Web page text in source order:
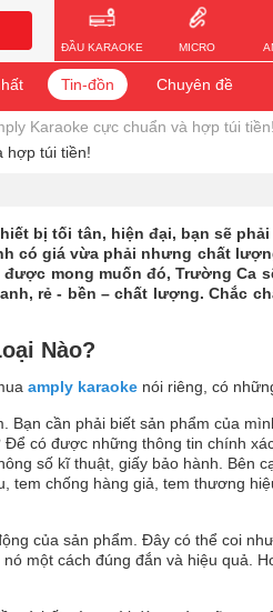
ĐẦU KARAOKE MICRO
Tin-đồn Chuyên đề
Karaoke cực chuẩn và hợp túi tiền!
hợp túi tiền!
bị tối tân, hiện đại, bạn sẽ
có giá vừa phải nhưng chất
mong muốn đó, Trường Ca
rẻ - bền – chất lượng. Chắc
Nào?
amply karaoke nói riêng, có
Bạn cần phải biết sản phẩm của
có được những thông tin chính
số kĩ thuật, giấy bảo hành. Bên
tem chống hàng giả, tem thương
của sản phẩm. Đây có thể coi
một cách đúng đắn và hiệu quả.